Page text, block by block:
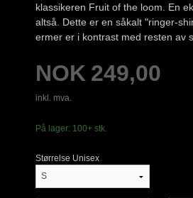
klassikeren Fruit of the loom. En
altså. Dette er en såkalt "ringer-
ermer er i kontrast med resten av
Pris
NOK 249,00
inkl. mva.
På lager: 100+ stk.
Størrelse Unisex